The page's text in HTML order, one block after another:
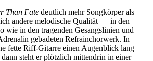
Than Fate deutlich mehr Songkörper als
andere melodische Qualität — in den
wie in den tragenden Gesangslinien und
gebadeten Refrainchorwerk. In
fette Riff-Gitarre einen Augenblick lang
steht er plötzlich mittendrin in einer